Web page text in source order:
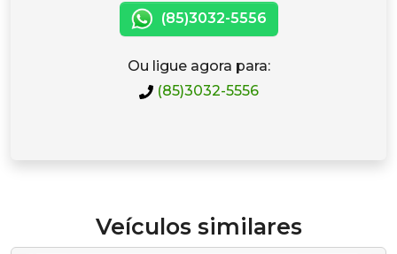
(85)3032-5556
Ou ligue agora para:
(85)3032-5556
Veículos similares